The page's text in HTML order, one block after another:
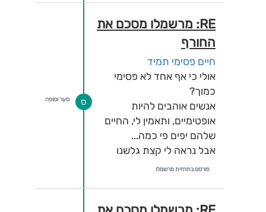
RE: מרשמלו מסכם את
החורף
חיים פסימי תמיד
אולי כי אף אחד לא פסימי
כמוך?
אנשים אוהבים להיות
אופטימיים, ותאמין לי, החיים
שלהם יפים פי כמה...
אבל נראה לי קצת גלשנו
פורסם בתחזית מרשמלו
ס סער וסופה